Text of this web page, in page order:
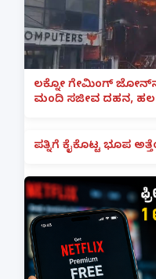
ಲಕ್ನೋ ಗೇಮಿಂಗ್
ಮಂದಿ ಸಜೀವ ದಹನ,
ಪತ್ನಿಗೆ ಕೈಕೊಟ್ಟ ಭೂಪ